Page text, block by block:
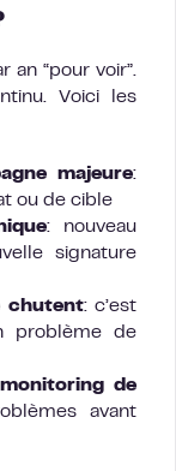
an “pour voir”.
Voici les
majeure:
ou de cible
: nouveau
signature
chutent: c’est
problème de
de
avant